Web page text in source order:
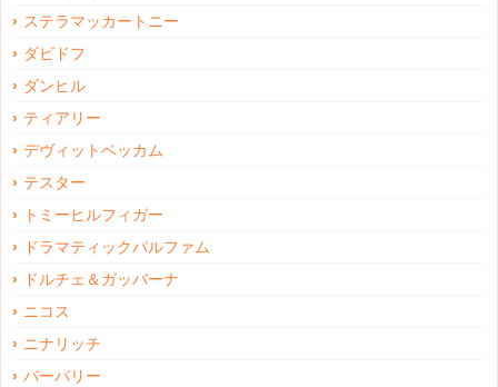
ステラマッカートニー
ダビドフ
ダンヒル
ティアリー
デヴィットベッカム
テスター
トミーヒルフィガー
ドラマティックパルファム
ドルチェ＆ガッバーナ
ニコス
ニナリッチ
バーバリー